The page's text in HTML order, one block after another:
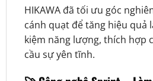
HIKAWA đã tối ưu góc
cánh quạt để tăng hiệu quả
kiệm năng lượng, thích hợp
cầu sự yên tĩnh.